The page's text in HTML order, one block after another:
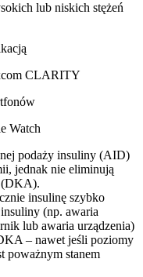
lub niskich stężeń
CLARITY
Watch
podaży insuliny (AID)
jednak nie eliminują
(DKA).
insulinę szybko
(np. awaria
lub awaria urządzenia)
– nawet jeśli poziomy
poważnym stanem